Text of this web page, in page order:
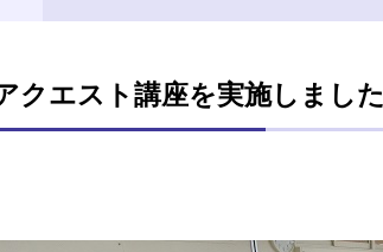
クエスト講座を実施しました